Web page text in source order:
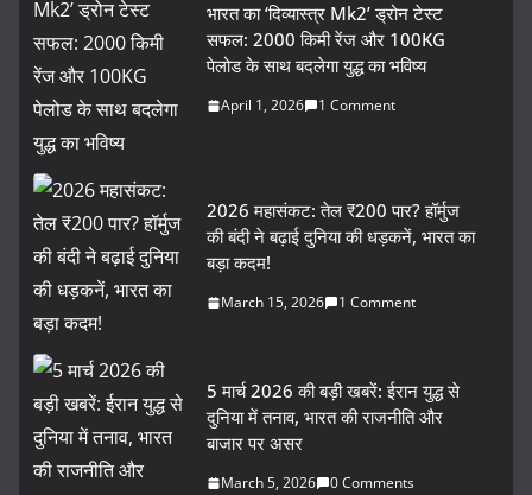
भारत का ‘दिव्यास्त्र Mk2’ ड्रोन टेस्ट
सफल: 2000 किमी रेंज और 100KG
पेलोड के साथ बदलेगा युद्ध का भविष्य
April 1, 2026 1 Comment
2026 महासंकट: तेल ₹200 पार? हॉर्मुज
की बंदी ने बढ़ाई दुनिया की धड़कनें, भारत का
बड़ा कदम!
March 15, 2026 1 Comment
5 मार्च 2026 की बड़ी खबरें: ईरान युद्ध से
दुनिया में तनाव, भारत की राजनीति और
बाजार पर असर
March 5, 2026 0 Comments